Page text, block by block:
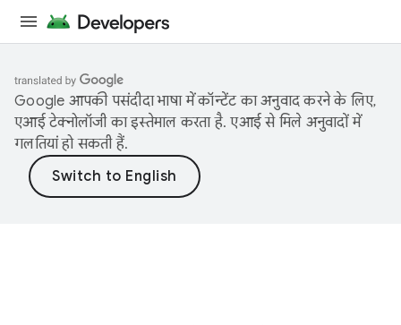
Google आपकी पसंदीदा भाषा में कॉन्टेंट का अनुवाद करने के लिए,
एआई टेक्नोलॉजी का इस्तेमाल करता है. एआई से मिले अनुवादों में
गलतियां हो सकती हैं.